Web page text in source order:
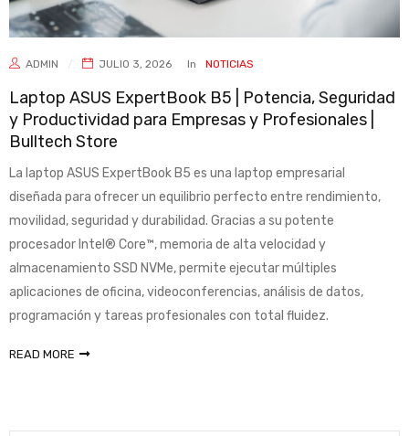
ADMIN JULIO 3, 2026 In NOTICIAS
Laptop ASUS ExpertBook B5 | Potencia, Seguridad
y Productividad para Empresas y Profesionales |
Bulltech Store
La laptop ASUS ExpertBook B5 es una laptop empresarial
diseñada para ofrecer un equilibrio perfecto entre rendimiento,
movilidad, seguridad y durabilidad. Gracias a su potente
procesador Intel® Core™, memoria de alta velocidad y
almacenamiento SSD NVMe, permite ejecutar múltiples
aplicaciones de oficina, videoconferencias, análisis de datos,
programación y tareas profesionales con total fluidez.
READ MORE